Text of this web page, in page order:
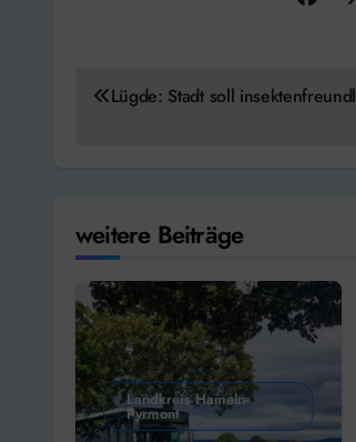
Beitragsnavigation
Lügde: Stadt soll
weitere Beiträge
Landkreis Hameln-
Pyrmont